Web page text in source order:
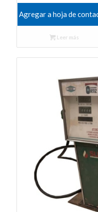
Agregar a hoja de
Leer más